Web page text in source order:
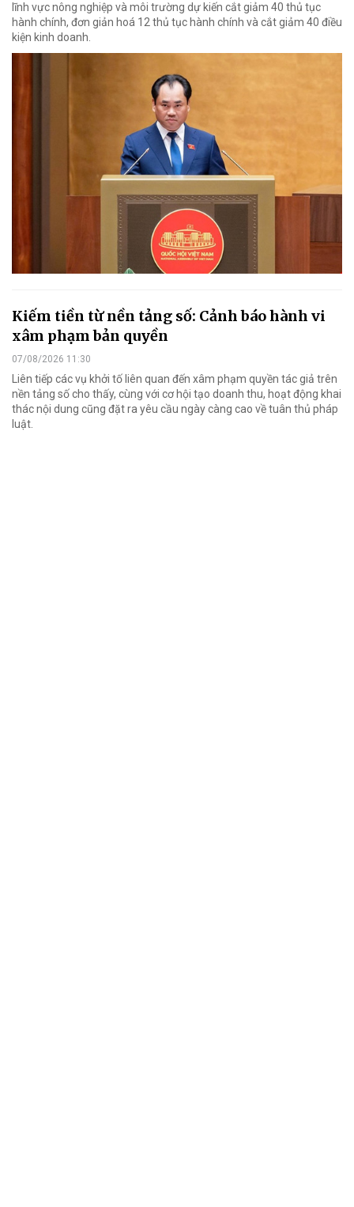
lĩnh vực nông nghiệp và môi trường dự kiến cắt giảm 40 thủ tục
hành chính, đơn giản hoá 12 thủ tục hành chính và cắt giảm 40 điều
kiện kinh doanh.
Kiếm tiền từ nền tảng số: Cảnh báo hành vi
xâm phạm bản quyền
07/08/2026 11:30
Liên tiếp các vụ khởi tố liên quan đến xâm phạm quyền tác giả trên
nền tảng số cho thấy, cùng với cơ hội tạo doanh thu, hoạt động khai
thác nội dung cũng đặt ra yêu cầu ngày càng cao về tuân thủ pháp
luật.